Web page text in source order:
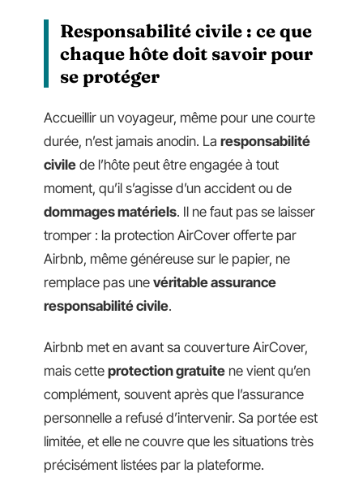
Responsabilité civile : ce que
chaque hôte doit savoir pour
se protéger
Accueillir un voyageur, même pour une courte
durée, n’est jamais anodin. La responsabilité
civile de l’hôte peut être engagée à tout
moment, qu’il s’agisse d’un accident ou de
dommages matériels. Il ne faut pas se laisser
tromper : la protection AirCover offerte par
Airbnb, même généreuse sur le papier, ne
remplace pas une véritable assurance
responsabilité civile.
Airbnb met en avant sa couverture AirCover,
mais cette protection gratuite ne vient qu’en
complément, souvent après que l’assurance
personnelle a refusé d’intervenir. Sa portée est
limitée, et elle ne couvre que les situations très
précisément listées par la plateforme.